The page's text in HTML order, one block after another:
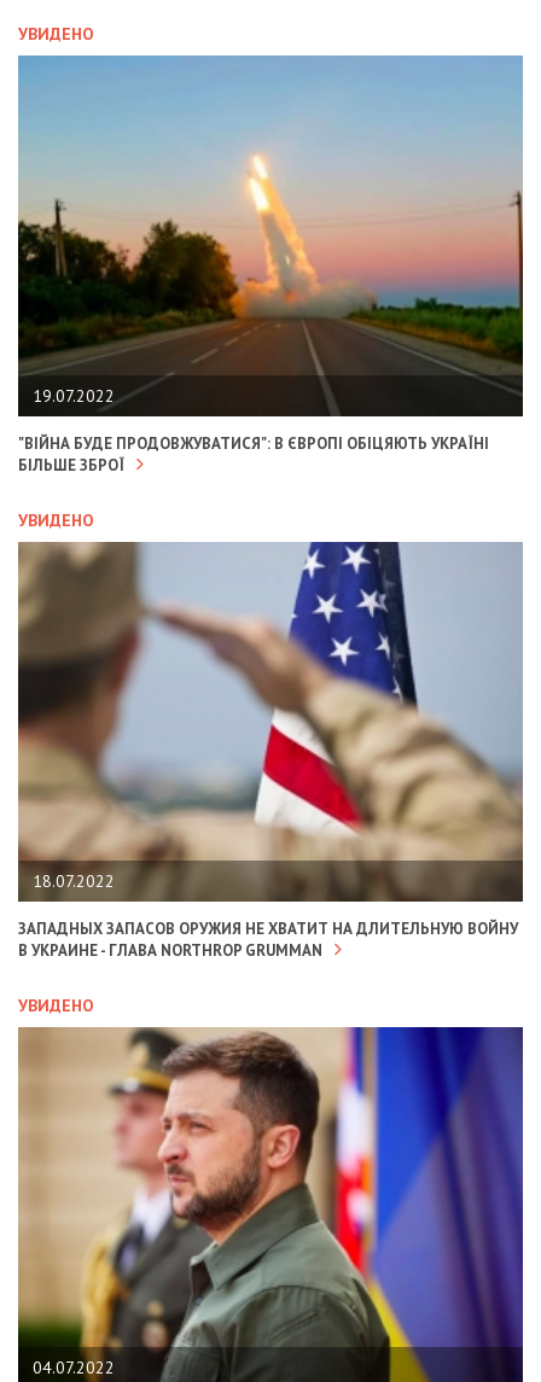
УВИДЕНО
19.07.2022
"ВІЙНА БУДЕ ПРОДОВЖУВАТИСЯ": В ЄВРОПІ ОБІЦЯЮТЬ УКРАЇНІ
БІЛЬШЕ ЗБРОЇ
УВИДЕНО
18.07.2022
ЗАПАДНЫХ ЗАПАСОВ ОРУЖИЯ НЕ ХВАТИТ НА ДЛИТЕЛЬНУЮ ВОЙНУ
В УКРАИНЕ - ГЛАВА NORTHROP GRUMMAN
УВИДЕНО
04.07.2022